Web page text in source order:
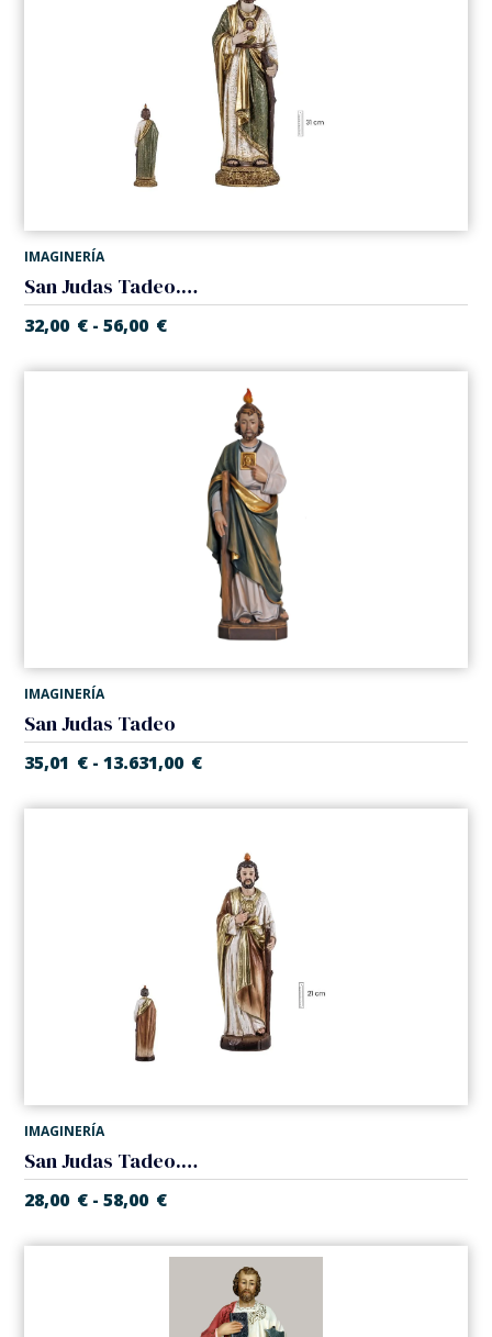
IMAGINERÍA
San Judas Tadeo. Varias medidas.
32,00 € - 56,00 €
IMAGINERÍA
San Judas Tadeo
35,01 € - 13.631,00 €
IMAGINERÍA
San Judas Tadeo. Varias medidas.
28,00 € - 58,00 €